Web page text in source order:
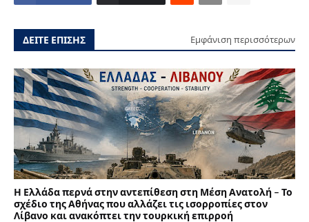
ΔΕΙΤΕ ΕΠΙΣΗΣ Εμφάνιση περισσότερων
Η Ελλάδα περνά στην αντεπίθεση στη Μέση Ανατολή – Το
σχέδιο της Αθήνας που αλλάζει τις ισορροπίες στον
Λίβανο και ανακόπτει την τουρκική επιρροή